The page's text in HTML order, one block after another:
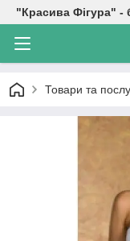
"Красива Фігура" -
Товари та